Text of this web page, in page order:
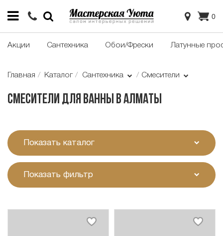
0
Акции Сантехника Обои/Фрески Латунные
Главная Каталог Сантехника Смесители
Смесители для ванны в Алматы
Показать каталог
Показать фильтр